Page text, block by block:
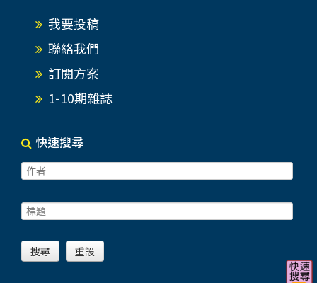
我要投稿
聯絡我們
訂閱方案
1-10期雜誌
快速搜尋